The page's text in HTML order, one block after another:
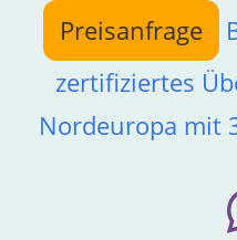
springen
Preisanfrage
zertifiziertes
Nordeuropa mit